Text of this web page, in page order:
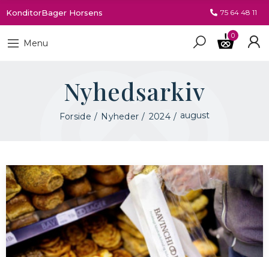
KonditorBager Horsens 75 64 48 11
Menu
0
Nyhedsarkiv
Forside Nyheder 2024 august